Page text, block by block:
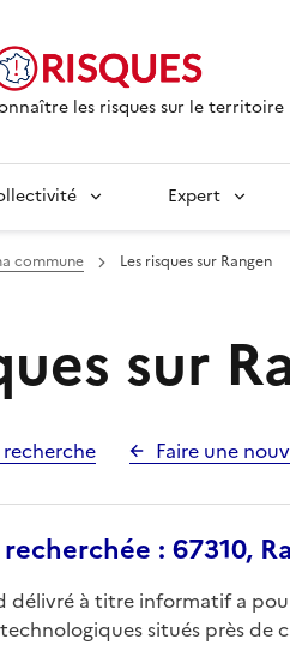
les risques sur le territoire
Expert
commune Les risques sur Rangen
sur
Faire une
: 67310,
délivré à titre informatif a
situés près de